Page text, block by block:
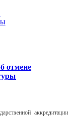
отмене
аккредитации